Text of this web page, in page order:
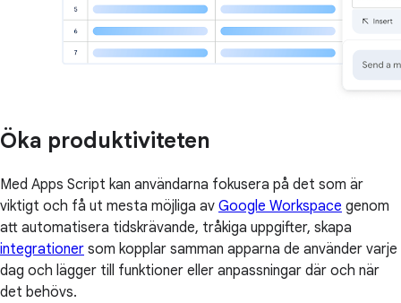
Öka produktiviteten
Med Apps Script kan användarna fokusera på det som är
viktigt och få ut mesta möjliga av Google Workspace genom
att automatisera tidskrävande, tråkiga uppgifter, skapa
integrationer som kopplar samman apparna de använder varje
dag och lägger till funktioner eller anpassningar där och när
det behövs.